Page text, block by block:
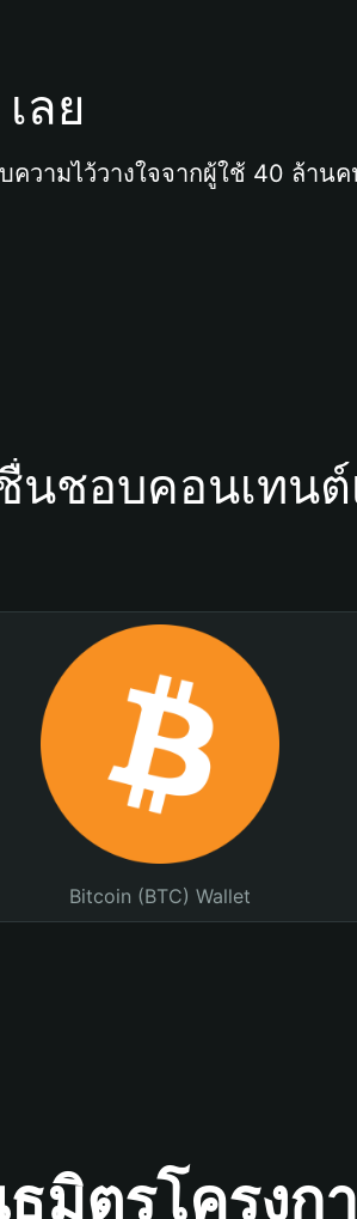
ลย
วามไว้วางใจจากผู้ใช้ 40 ล้าน
ชอบคอนเทนต์
Bitcoin (BTC) Wallet
มิตรโครงก